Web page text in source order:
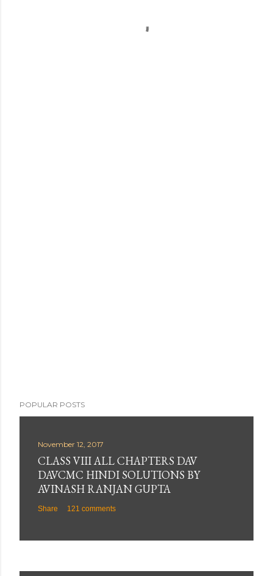
POPULAR POSTS
November 12, 2017
CLASS VIII ALL CHAPTERS DAV
DAVCMC HINDI SOLUTIONS BY
AVINASH RANJAN GUPTA
Share 121 comments